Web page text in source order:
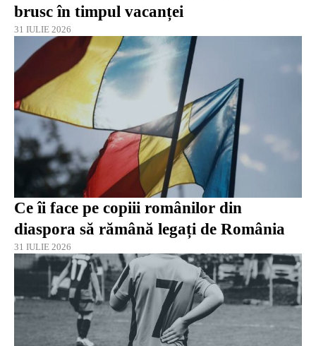
brusc în timpul vacanței
31 IULIE 2026
Ce îi face pe copiii românilor din
diaspora să rămână legați de România
31 IULIE 2026